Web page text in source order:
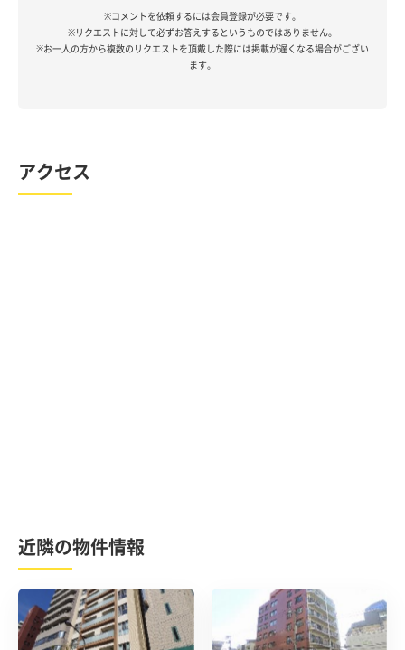
※コメントを依頼するには会員登録が必要です。
※リクエストに対して必ずお答えするというものではありません。
※お一人の方から複数のリクエストを頂戴した際には掲載が遅くなる場合がござい
ます。
アクセス
近隣の物件情報